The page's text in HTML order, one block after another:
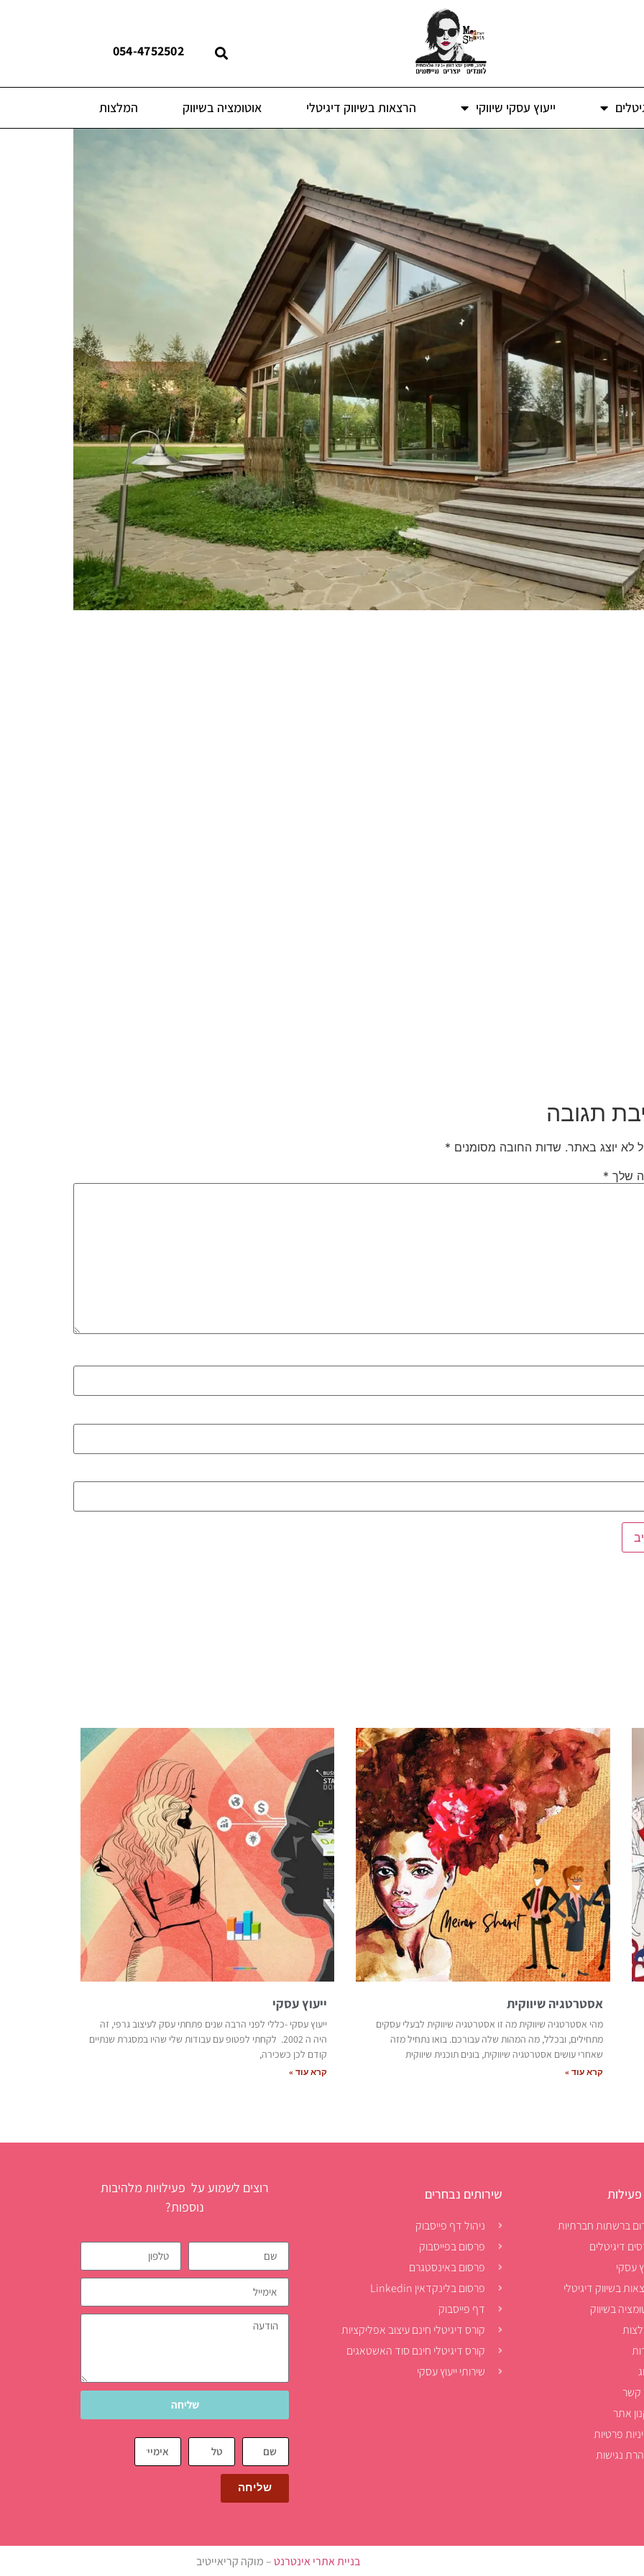
054-4752502
ייעוץ עסקי שיווקי הרצאות בשיווק דיגיטלי אוטומציה בשיווק המלצות
תגובה
לא יוצג באתר. שדות החובה מסומנים *
שלך *
אסטרטגיה שיווקית
מהי אסטרטגיה שיווקית מה זו אסטרטגיה שיווקית לבעלי עסקים
מתחילים, ובכלל, מה המהות שלה עבורכם. בואו נתחיל מזה
שאחרי עושים אסטרטגיה שיווקית, בונים תוכנית שיווקית
קרא עוד »
ייעוץ עסקי
ייעוץ עסקי -כללי לפני הרבה שנים פתחתי עסק לעיצוב גרפי, זה
היה ה 2002. לקחתי לפטופ עם עבודות שלי שהיו במסגרת שנתיים
קודם לכן כשכירה,
קרא עוד »
ברשתות חברתיות
דיגיטלים
עסקי
בשיווק דיגיטלי
בשיווק
קשר
אתר
פרטיות
נגישות
שירותים נבחרים
ניהול דף פייסבוק
פרסום בפייסבוק
פרסום באינסטגרם
פרסום בלינקדאין Linkedin
דף פייסבוק
קורס דיגיטלי חינם עיצוב אפליקציות
קורס דיגיטלי חינם סוד האשטאגים
שירותי ייעוץ עסקי
רוצים לשמוע על פעילויות מלהיבות
נוספות?
שליחה
שליחה
בניית אתרי אינטרנט– מוקה קריאייטיב